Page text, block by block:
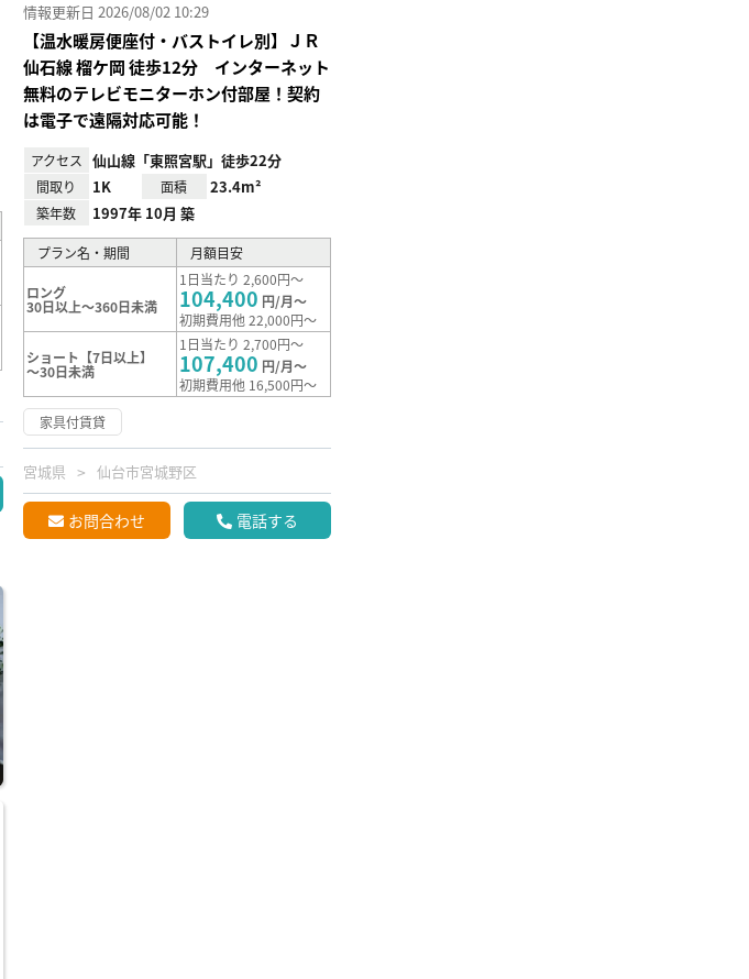
情報更新日 2026/08/02 10:29
【温水暖房便座付・バストイレ別】ＪＲ
仙⽯線 榴ケ岡 徒歩12分 インターネット
無料のテレビモニターホン付部屋！契約
は電子で遠隔対応可能！
アクセス 仙山線「東照宮駅」徒歩22分
間取り 1K 面積 23.4m²
築年数 1997年 10月 築
プラン名・期間 月額目安
ロング
30日以上～360日未満
1日当たり 2,600円～
104,400 円/月～
初期費用他 22,000円～
ショート【7日以上】
～30日未満
1日当たり 2,700円～
107,400 円/月～
初期費用他 16,500円～
家具付賃貸
宮城県 仙台市宮城野区
お問合わせ 電話する